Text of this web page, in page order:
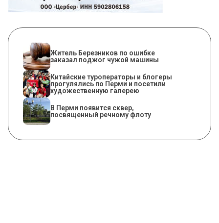
Житель Березников по ошибке
заказал поджог чужой машины
Китайские туроператоры и блогеры
прогулялись по Перми и посетили
художественную галерею
В Перми появится сквер,
посвященный речному флоту